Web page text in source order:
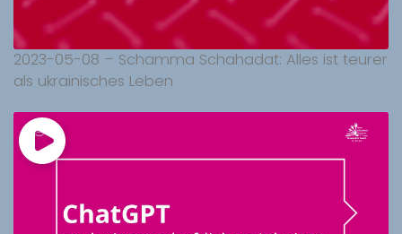
2023-05-08 – Schamma Schahadat: Alles ist teurer
als ukrainisches Leben